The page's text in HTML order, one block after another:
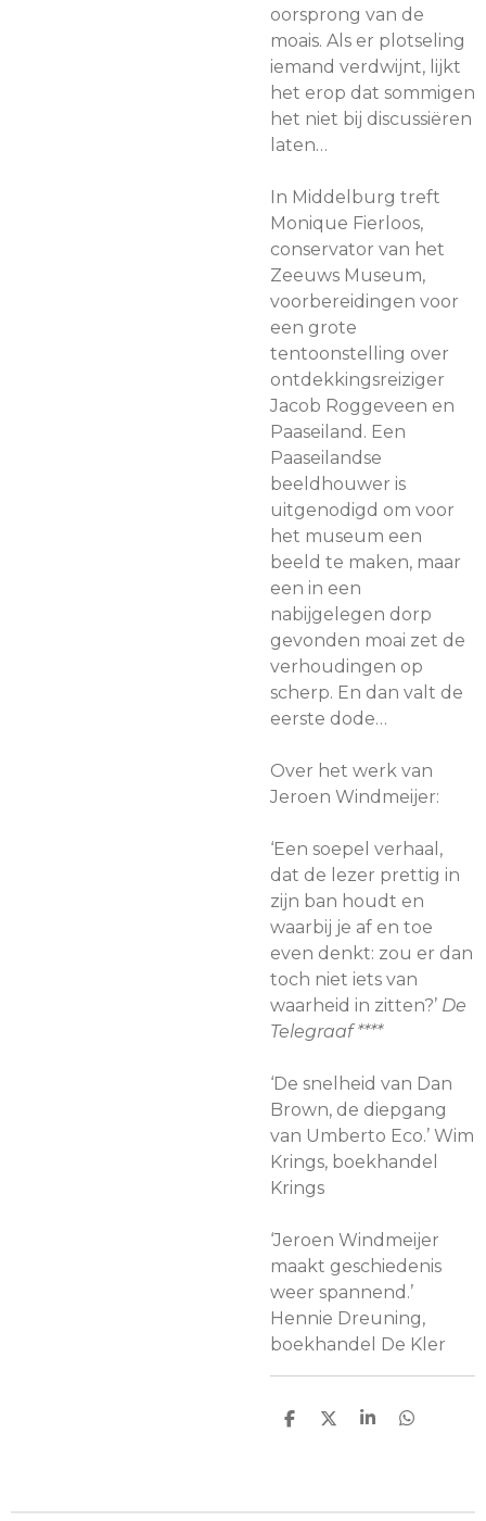
oorsprong van de
moais. Als er plotseling
iemand verdwijnt, lijkt
het erop dat sommigen
het niet bij discussiëren
laten…
In Middelburg treft
Monique Fierloos,
conservator van het
Zeeuws Museum,
voorbereidingen voor
een grote
tentoonstelling over
ontdekkingsreiziger
Jacob Roggeveen en
Paaseiland. Een
Paaseilandse
beeldhouwer is
uitgenodigd om voor
het museum een
beeld te maken, maar
een in een
nabijgelegen dorp
gevonden moai zet de
verhoudingen op
scherp. En dan valt de
eerste dode…
Over het werk van
Jeroen Windmeijer:
‘Een soepel verhaal,
dat de lezer prettig in
zijn ban houdt en
waarbij je af en toe
even denkt: zou er dan
toch niet iets van
waarheid in zitten?’ De
Telegraaf ****
‘De snelheid van Dan
Brown, de diepgang
van Umberto Eco.’ Wim
Krings, boekhandel
Krings
‘Jeroen Windmeijer
maakt geschiedenis
weer spannend.’
Hennie Dreuning,
boekhandel De Kler
D
D
S
D